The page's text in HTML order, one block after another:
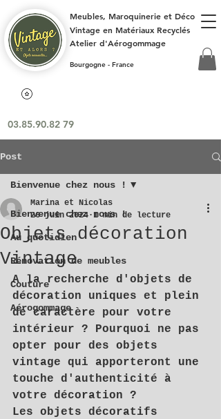
Meubles, Maroquinerie et Déco
Vintage en Matériaux Recyclés
Atelier d'Aérogommage
Bourgogne - France
03.85.90.82 79
Post
Bienvenue chez nous !
Au quotidien
Rénovation de meubles
Couture
Aérogommage
Bienvenue chez nous !
Objets décoration
Vintage
Marina et Nicolas
26 juin 2024 1 min de lecture
A la recherche d'objets de
décoration uniques et plein
de caractère pour votre
intérieur ? Pourquoi ne pas
opter pour des objets
vintage qui apporteront une
touche d'authenticité à
votre décoration ?
Les objets décoratifs